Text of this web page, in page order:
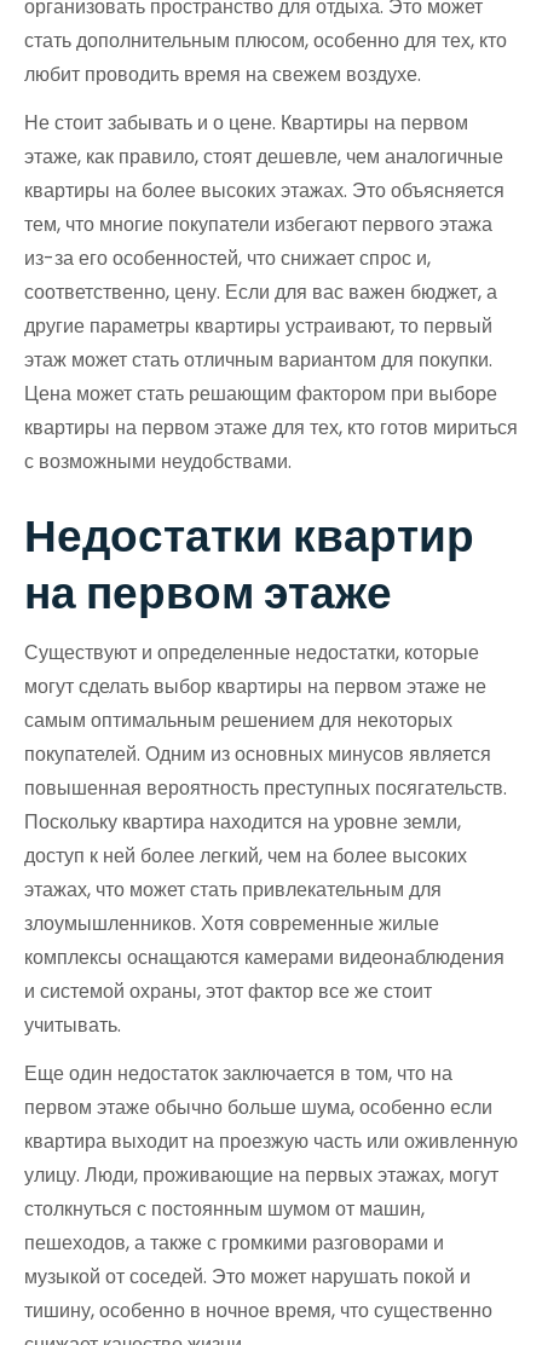
организовать пространство для отдыха. Это может
стать дополнительным плюсом, особенно для тех, кто
любит проводить время на свежем воздухе.
Не стоит забывать и о цене. Квартиры на первом
этаже, как правило, стоят дешевле, чем аналогичные
квартиры на более высоких этажах. Это объясняется
тем, что многие покупатели избегают первого этажа
из-за его особенностей, что снижает спрос и,
соответственно, цену. Если для вас важен бюджет, а
другие параметры квартиры устраивают, то первый
этаж может стать отличным вариантом для покупки.
Цена может стать решающим фактором при выборе
квартиры на первом этаже для тех, кто готов мириться
с возможными неудобствами.
Недостатки квартир
на первом этаже
Существуют и определенные недостатки, которые
могут сделать выбор квартиры на первом этаже не
самым оптимальным решением для некоторых
покупателей. Одним из основных минусов является
повышенная вероятность преступных посягательств.
Поскольку квартира находится на уровне земли,
доступ к ней более легкий, чем на более высоких
этажах, что может стать привлекательным для
злоумышленников. Хотя современные жилые
комплексы оснащаются камерами видеонаблюдения
и системой охраны, этот фактор все же стоит
учитывать.
Еще один недостаток заключается в том, что на
первом этаже обычно больше шума, особенно если
квартира выходит на проезжую часть или оживленную
улицу. Люди, проживающие на первых этажах, могут
столкнуться с постоянным шумом от машин,
пешеходов, а также с громкими разговорами и
музыкой от соседей. Это может нарушать покой и
тишину, особенно в ночное время, что существенно